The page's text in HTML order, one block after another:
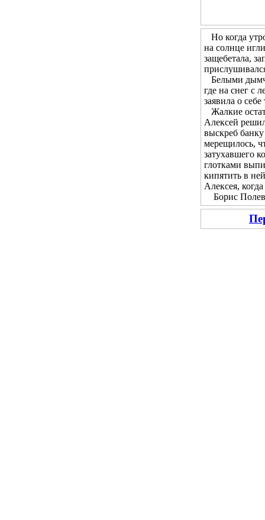
Но когда
на солнце
защебетала,
Белыми
где на снег с
заявила о
Жалкие
Алексей
выскреб
мерещилось,
затухавшего
глотками
кипятить в
Алексея,
Борис